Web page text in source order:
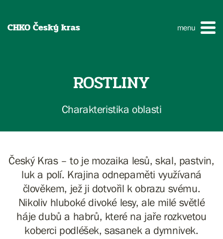
CHKO Český kras menu
ROSTLINY
Charakteristika oblasti
Český Kras – to je mozaika lesů, skal, pastvin,
luk a polí. Krajina odnepaměti využívaná
člověkem, jež ji dotvořil k obrazu svému.
Nikoliv hluboké divoké lesy, ale milé světlé
háje dubů a habrů, které na jaře rozkvetou
koberci podléšek, sasanek a dymnivek.